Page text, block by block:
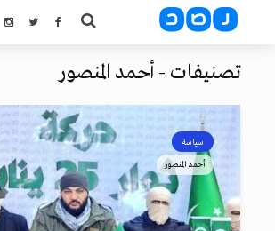
تصنيفات - أحمد المنصور
سياسة
أحمد المنصور